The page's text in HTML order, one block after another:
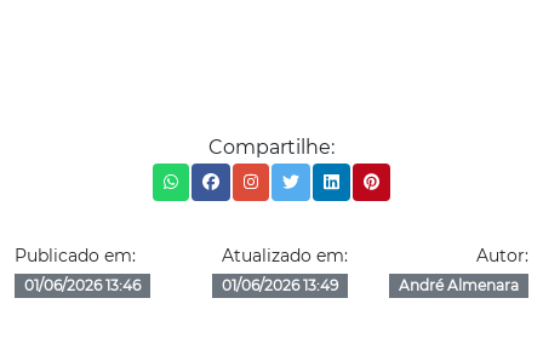
Compartilhe:
Publicado em:
01/06/2026 13:46
Atualizado em:
01/06/2026 13:49
Autor:
André Almenara